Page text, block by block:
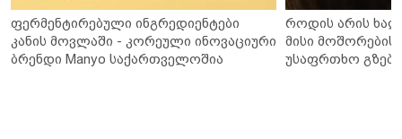
ფერმენტირებული ინგრედიენტები
კანის მოვლაში - კორეული ინოვაციური
ბრენდი Manyo საქართველოშია
როდის არის
მისი მოშორების
უსაფრთხო გზები